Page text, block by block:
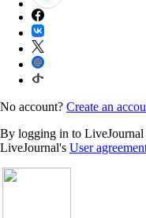
No account? Create an
By logging in to LiveJournal
LiveJournal's User